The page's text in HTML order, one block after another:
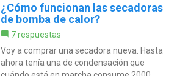
¿Cómo funcionan las secadoras
de bomba de calor?
7 respuestas
Voy a comprar una secadora nueva. Hasta
ahora tenía una de condensación que